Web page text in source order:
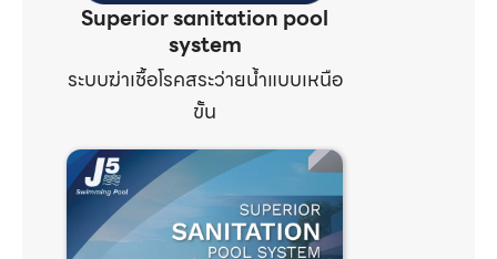
Superior sanitation pool
system
ระบบฆ่าเชื้อโรคสระว่ายน้ำแบบเหนือ
ขั้น